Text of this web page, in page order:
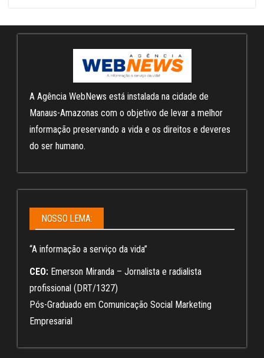
A Agência WebNews está instalada na cidade de
Manaus-Amazonas com o objetivo de levar a melhor
informação preservando a vida e os direitos e deveres
do ser humano.
NOSSO LEMA:
“A informação a serviço da vida”
CEO: Emerson Miranda – Jornalista e radialista
profissional (DRT/1327)
Pós-Graduado em Comunicação Social Marketing
Empresarial